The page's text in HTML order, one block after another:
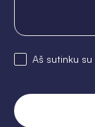
Aš sutinku su